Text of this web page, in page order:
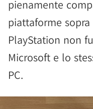
pienamente
piattaforme
PlayStation non
Microsoft e lo
PC.